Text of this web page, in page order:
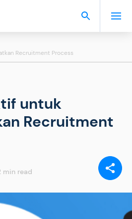
Recruitment Process
untuk
Recruitment
min read
SHARE
VIA: